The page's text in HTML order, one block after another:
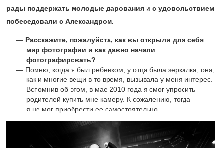
рады поддержать молодые дарования и с удовольствием
побеседовали с Александром.
Расскажите, пожалуйста, как вы открыли для себя
мир фотографии и как давно начали
фотографировать?
Помню, когда я был ребенком, у отца была зеркалка; она,
как и многие вещи в то время, вызывала у меня интерес.
Вспомнив об этом, в мае 2010 года я смог упросить
родителей купить мне камеру. К сожалению, тогда
я не мог приобрести ее самостоятельно.